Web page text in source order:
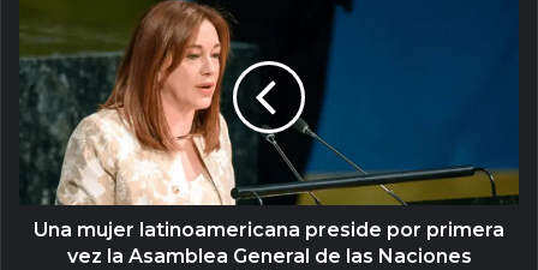
Una mujer latinoamericana preside por primera
vez la Asamblea General de las Naciones